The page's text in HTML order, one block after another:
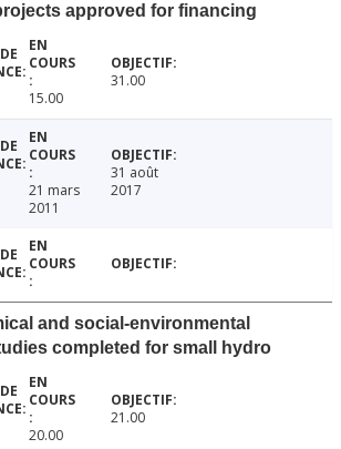
approved for financing
15.00
31.00
21 mars
2011
31 août
2017
and social-environmental
completed for small hydro
20.00
21.00